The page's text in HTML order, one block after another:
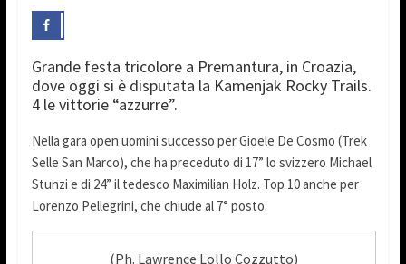
Grande festa tricolore a Premantura, in Croazia,
dove oggi si è disputata la Kamenjak Rocky Trails.
4 le vittorie “azzurre”.
Nella gara open uomini successo per Gioele De Cosmo (Trek
Selle San Marco), che ha preceduto di 17” lo svizzero Michael
Stunzi e di 24” il tedesco Maximilian Holz. Top 10 anche per
Lorenzo Pellegrini, che chiude al 7° posto.
(Ph. Lawrence Lollo Cozzutto)